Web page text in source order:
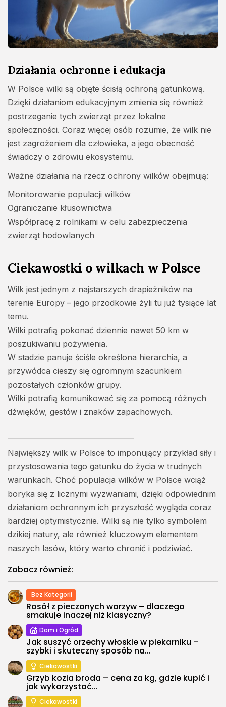
Działania ochronne i edukacja
W Polsce wilki są objęte ścisłą ochroną gatunkową.
Dzięki działaniom edukacyjnym zmienia się również
postrzeganie tych zwierząt przez lokalne
społeczności. Coraz więcej osób rozumie, że wilk nie
jest zagrożeniem dla człowieka, a jego obecność
świadczy o zdrowiu ekosystemu.
Ważne działania na rzecz ochrony wilków obejmują:
Monitorowanie populacji wilków
Ograniczanie kłusownictwa
Współpracę z rolnikami w celu zabezpieczenia
zwierząt hodowlanych
Ciekawostki o wilkach w Polsce
Wilk jest jednym z najstarszych drapieżników na
terenie Europy – jego przodkowie żyli tu już tysiące lat
temu.
Wilki potrafią pokonać dziennie nawet 50 km w
poszukiwaniu pożywienia.
W stadzie panuje ściśle określona hierarchia, a
przywódca cieszy się ogromnym szacunkiem
pozostałych członków grupy.
Wilki potrafią komunikować się za pomocą różnych
dźwięków, gestów i znaków zapachowych.
Największy wilk w Polsce to imponujący przykład siły i
przystosowania tego gatunku do życia w trudnych
warunkach. Choć populacja wilków w Polsce wciąż
boryka się z licznymi wyzwaniami, dzięki odpowiednim
działaniom ochronnym ich przyszłość wygląda coraz
bardziej optymistycznie. Wilki są nie tylko symbolem
dzikiej natury, ale również kluczowym elementem
naszych lasów, który warto chronić i podziwiać.
Zobacz również:
Bez Kategorii
Rosół z pieczonych warzyw – dlaczego
smakuje inaczej niż klasyczny?
Dom i Ogród
Jak suszyć orzechy włoskie w piekarniku –
szybki i skuteczny sposób na...
Ciekawostki
Grzyb kozia broda – cena za kg, gdzie kupić i
jak wykorzystać...
Ciekawostki